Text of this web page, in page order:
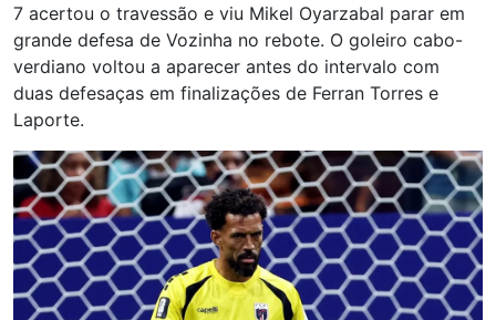
7 acertou o travessão e viu Mikel Oyarzabal parar em
grande defesa de Vozinha no rebote. O goleiro cabo-
verdiano voltou a aparecer antes do intervalo com
duas defesaças em finalizações de Ferran Torres e
Laporte.